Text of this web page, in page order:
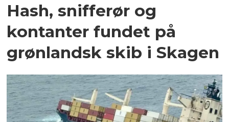
Hash, snifferør og
kontanter fundet på
grønlandsk skib i Skagen